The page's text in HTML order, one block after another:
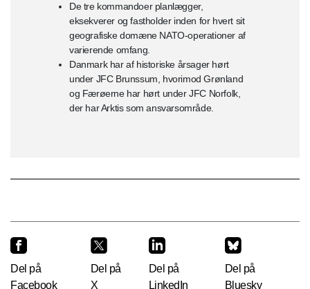
De tre kommandoer planlægger,
eksekverer og fastholder inden for hvert sit
geografiske domæne NATO-operationer af
varierende omfang.
Danmark har af historiske årsager hørt
under JFC Brunssum, hvorimod Grønland
og Færøerne har hørt under JFC Norfolk,
der har Arktis som ansvarsområde.
Del på
Facebook
Del på
X
Del på
LinkedIn
Del på
Bluesky